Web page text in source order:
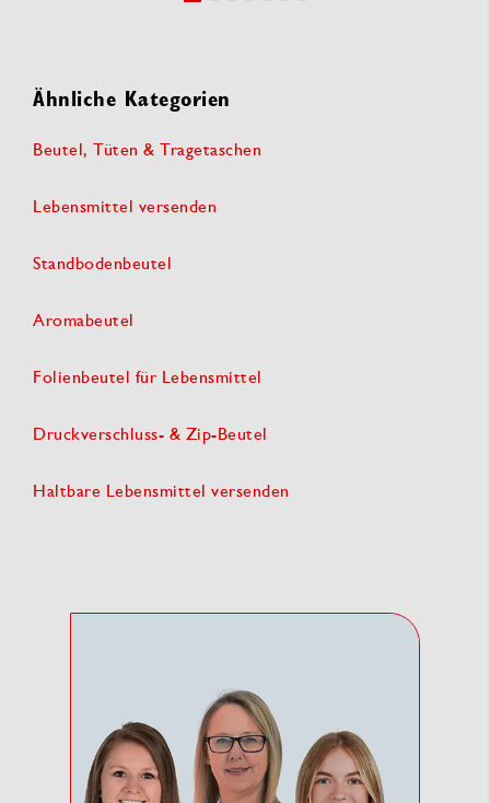
Ähnliche Kategorien
Beutel, Tüten & Tragetaschen
Lebensmittel versenden
Standbodenbeutel
Aromabeutel
Folienbeutel für Lebensmittel
Druckverschluss- & Zip-Beutel
Haltbare Lebensmittel versenden